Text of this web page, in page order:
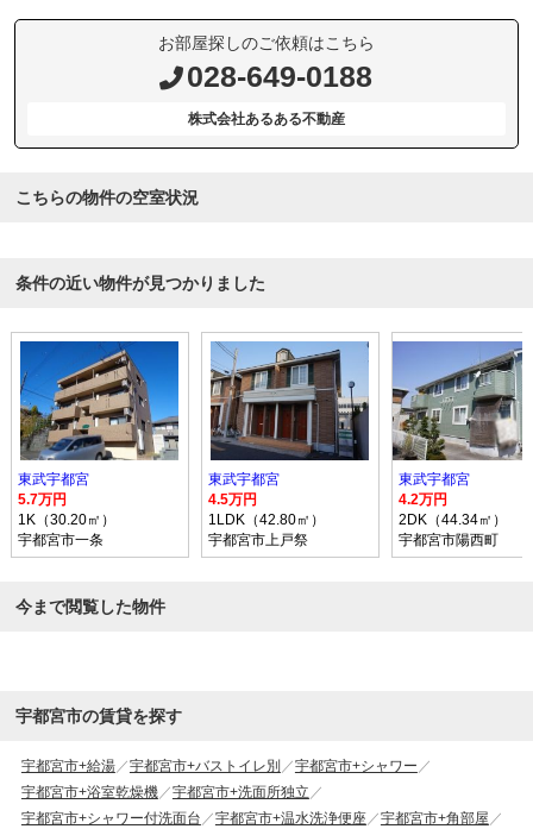
お部屋探しのご依頼はこちら
028-649-0188
株式会社あるある不動産
こちらの物件の空室状況
条件の近い物件が見つかりました
東武宇都宮
5.7万円
1K（30.20㎡）
宇都宮市一条
東武宇都宮
4.5万円
1LDK（42.80㎡）
宇都宮市上戸祭
東武宇都宮
4.2万円
2DK（44.34㎡）
宇都宮市陽西町
今まで閲覧した物件
宇都宮市の賃貸を探す
宇都宮市+給湯 宇都宮市+バストイレ別
宇都宮市+シャワー
宇都宮市+浴室乾燥機
宇都宮市+洗面所独立
宇都宮市+シャワー付洗面台
宇都宮市+温水洗浄便座
宇都宮市+角部屋